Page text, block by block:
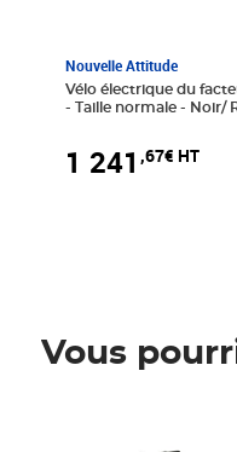
Nouvelle Attitude
Vélo électrique du
- Taille normale - Noir/
1 241 ,67€ HT
Vous